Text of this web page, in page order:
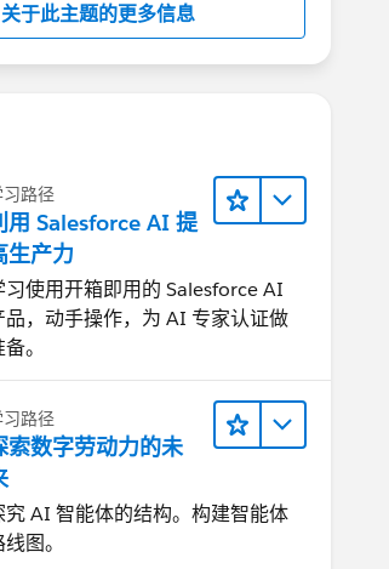
关于此主题的更多信息
习路径
用 Salesforce AI 提
生产力
习使用开箱即用的 Salesforce AI
品，动手操作，为 AI 专家认证做
。
习路径
索数字劳动力的未
究 AI 智能体的结构。构建智能体
图。